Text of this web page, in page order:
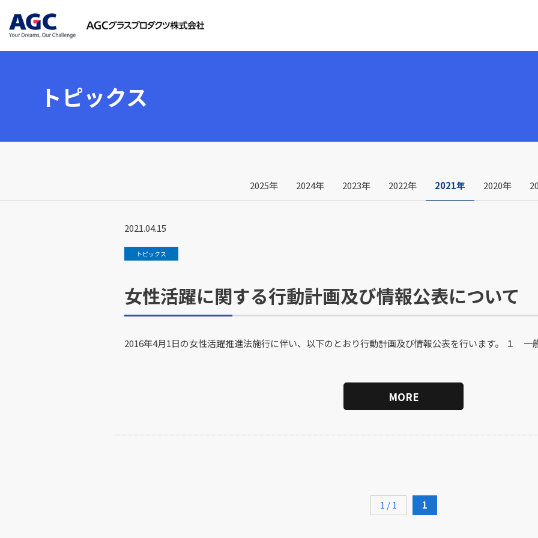
トピックス
2025年 2024年 2023年 2022年 2021年 2020年
2021.04.15
トピックス
女性活躍に関する行動計画及び情報公表について
2016年4月1日の女性活躍推進法施行に伴い、以下のとおり行動計画及び情報公表を行います。 １
MORE
1 / 1 1